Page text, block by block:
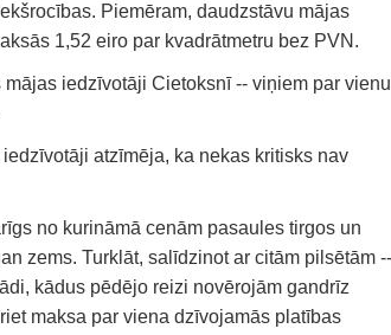
Piemēram, daudzstāvu mājas
1,52 eiro par kvadrātmetru bez PVN.
iedzīvotāji Cietoksnī -- viņiem par vienu
atzīmēja, ka nekas kritisks nav
no kurināmā cenām pasaules tirgos un
zems. Turklāt, salīdzinot ar citām pilsētām --
kādus pēdējo reizi novērojām gandrīz
maksa par viena dzīvojamās platības